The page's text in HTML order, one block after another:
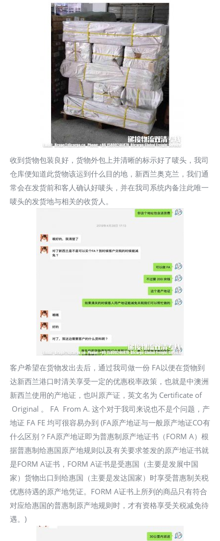
收到货物包装良好，货物外包上并清晰的标示好了唛头，我司
仓库便知道此货物该运到什么目的地，新西兰奥克兰，我们通
常会在发货前和客人确认好唛头，并在我司系统内备注此唯一
唛头的发货地与相关的收货人。
客户希望在货物发出去后，通过我司做一份 FA以便在货物到
达新西兰港口时清关享受一定的优惠税率政策，也就是中澳洲
新西兰使用的产地证，也叫原产证，英文名为 Certificate of
Original 。 FA From A. 这个对于我司来说也不是个问题，产
地证 FA FE 均可很容易办到 (FA原产地证与一般原产地证CO有
什么区别？FA原产地证即为普惠制原产地证书（FORM A）根
据普惠制给惠国原产地规则以及有关要求签发的原产地证书就
是FORM A证书，FORM A证书是受惠国（主要是发展中国
家）货物出口到给惠国（主要是发达国家）时享受普惠制关税
优惠待遇的原产地凭证。FORM A证书上所列的商品只有符合
对应给惠国的普惠制原产地规则时，才有资格享受关税减免待
遇。)